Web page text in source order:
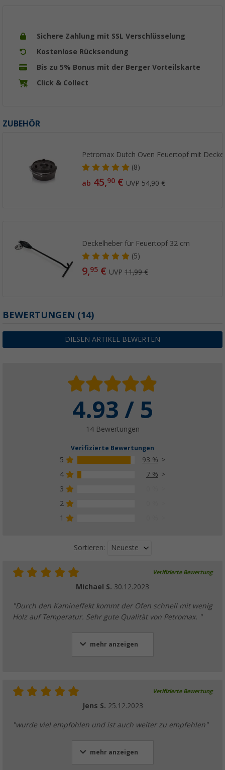
Sichere Zahlung mit SSL Verschlüsselung
Kostenlose Rücksendung
Bis zu 5% Bonus mit der Berger Vorteilskarte
Click & Collect
ZUBEHÖR
Petromax Dutch Oven Feuertopf mit
(8)
ab 45,90 € UVP54,90 €
Deckelheber für Feuertopf 32 cm
(5)
9,95 € UVP11,99 €
BEWERTUNGEN (14)
DIESEN ARTIKEL BEWERTEN
4.93 / 5
14 Bewertungen
Verifizierte Bewertungen
5
93 %
4
7 %
3
2
1
Sortieren: Neueste
Verifizierte Bewertung
Michael S. 30.12.2023
"Durch den Kamineffekt kommt der Ofen schnell mit wenig
Holz auf Temperatur. Sehr gute Qualität von Petromax. "
mehr anzeigen
Verifizierte Bewertung
Jens S. 25.12.2023
"wurde viel empfohlen und ist auch weiter zu empfehlen"
mehr anzeigen